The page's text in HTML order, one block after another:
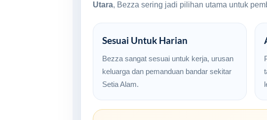
Utara, Bezza sering jadi pilihan utama untuk
Sesuai Untuk Harian
Bezza sangat sesuai untuk kerja, urusan
keluarga dan pemanduan bandar sekitar
Setia Alam.